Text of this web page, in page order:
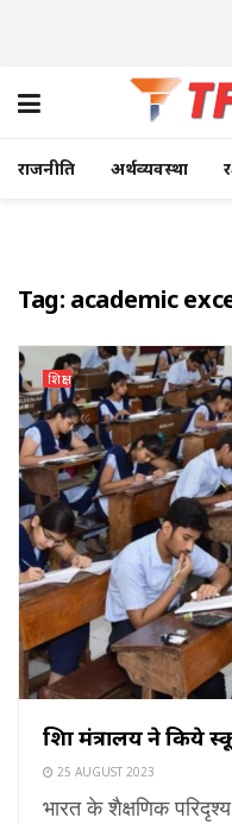
राजनीति अर्थव्यवस्था
Tag: academic
शिक्षा
शिक्षा मंत्रालय ने किये
25 AUGUST 2023
भारत के शैक्षणिक